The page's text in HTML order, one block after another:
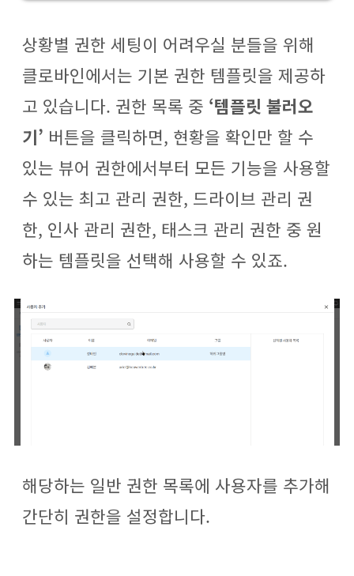
상황별 권한 세팅이 어려우실 분들을 위해
클로바인에서는 기본 권한 템플릿을 제공하
고 있습니다. 권한 목록 중 ‘템플릿 불러오
기’ 버튼을 클릭하면, 현황을 확인만 할 수
있는 뷰어 권한에서부터 모든 기능을 사용할
수 있는 최고 관리 권한, 드라이브 관리 권
한, 인사 관리 권한, 태스크 관리 권한 중 원
하는 템플릿을 선택해 사용할 수 있죠.
해당하는 일반 권한 목록에 사용자를 추가해
간단히 권한을 설정합니다.